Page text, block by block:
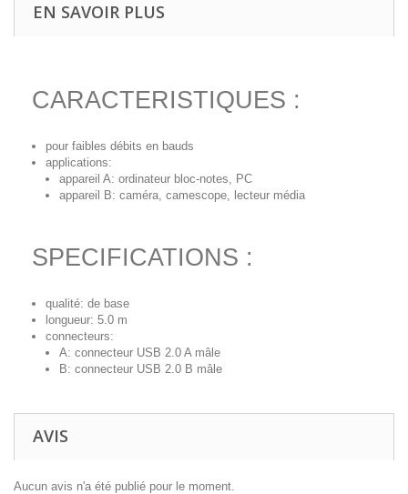
EN SAVOIR PLUS
CARACTERISTIQUES :
pour faibles débits en bauds
applications:
appareil A: ordinateur bloc-notes, PC
appareil B: caméra, camescope, lecteur média
SPECIFICATIONS :
qualité: de base
longueur: 5.0 m
connecteurs:
A: connecteur USB 2.0 A mâle
B: connecteur USB 2.0 B mâle
AVIS
Aucun avis n'a été publié pour le moment.